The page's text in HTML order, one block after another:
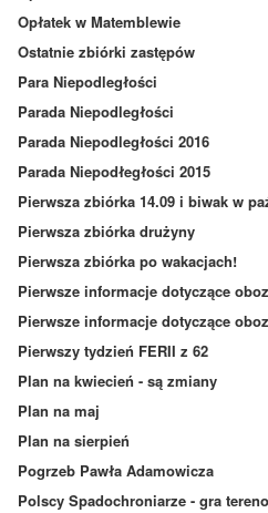
Opłatek w Matemblewie
Ostatnie zbiórki zastępów
Para Niepodległości
Parada Niepodległości
Parada Niepodległości 2016
Parada Niepodłegłości 2015
Pierwsza zbiórka 14.09 i biwak w
Pierwsza zbiórka drużyny
Pierwsza zbiórka po wakacjach!
Pierwsze informacje dotyczące
Pierwsze informacje dotyczące
Pierwszy tydzień FERII z 62
Plan na kwiecień - są zmiany
Plan na maj
Plan na sierpień
Pogrzeb Pawła Adamowicza
Polscy Spadochroniarze - gra